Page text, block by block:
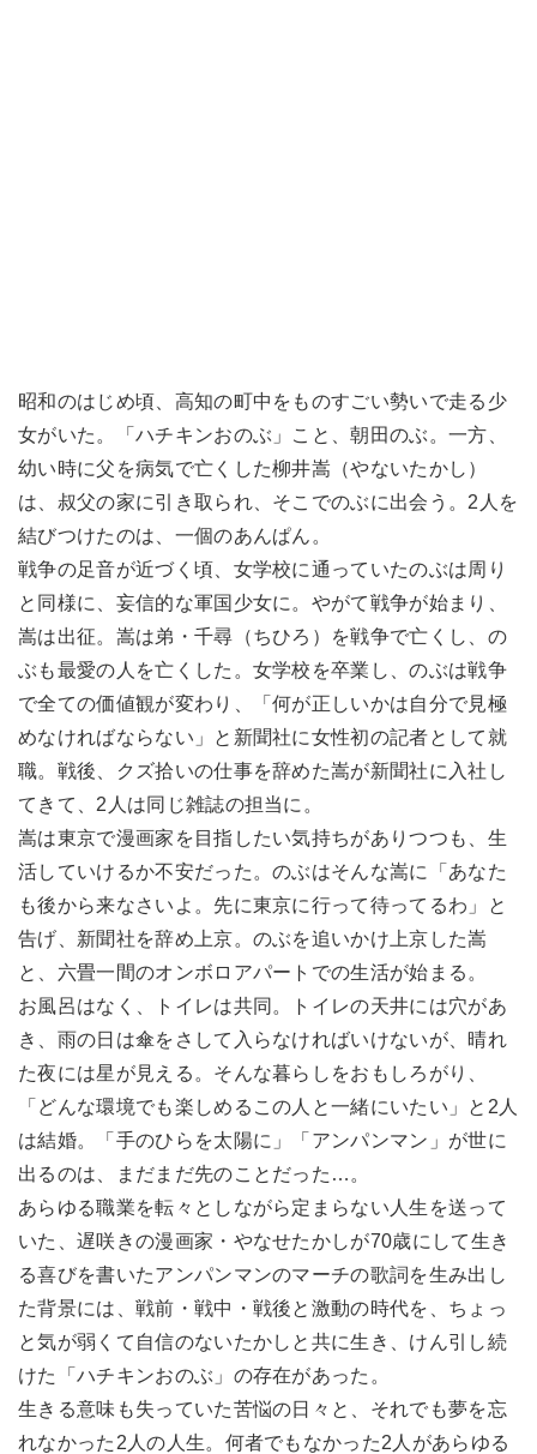
昭和のはじめ頃、高知の町中をものすごい勢いで走る少
女がいた。「ハチキンおのぶ」こと、朝田のぶ。一方、
幼い時に父を病気で亡くした柳井嵩（やないたかし）
は、叔父の家に引き取られ、そこでのぶに出会う。2人を
結びつけたのは、一個のあんぱん。
戦争の足音が近づく頃、女学校に通っていたのぶは周り
と同様に、妄信的な軍国少女に。やがて戦争が始まり、
嵩は出征。嵩は弟・千尋（ちひろ）を戦争で亡くし、の
ぶも最愛の人を亡くした。女学校を卒業し、のぶは戦争
で全ての価値観が変わり、「何が正しいかは自分で見極
めなければならない」と新聞社に女性初の記者として就
職。戦後、クズ拾いの仕事を辞めた嵩が新聞社に入社し
てきて、2人は同じ雑誌の担当に。
嵩は東京で漫画家を目指したい気持ちがありつつも、生
活していけるか不安だった。のぶはそんな嵩に「あなた
も後から来なさいよ。先に東京に行って待ってるわ」と
告げ、新聞社を辞め上京。のぶを追いかけ上京した嵩
と、六畳一間のオンボロアパートでの生活が始まる。
お風呂はなく、トイレは共同。トイレの天井には穴があ
き、雨の日は傘をさして入らなければいけないが、晴れ
た夜には星が見える。そんな暮らしをおもしろがり、
「どんな環境でも楽しめるこの人と一緒にいたい」と2人
は結婚。「手のひらを太陽に」「アンパンマン」が世に
出るのは、まだまだ先のことだった…。
あらゆる職業を転々としながら定まらない人生を送って
いた、遅咲きの漫画家・やなせたかしが70歳にして生き
る喜びを書いたアンパンマンのマーチの歌詞を生み出し
た背景には、戦前・戦中・戦後と激動の時代を、ちょっ
と気が弱くて自信のないたかしと共に生き、けん引し続
けた「ハチキンおのぶ」の存在があった。
生きる意味も失っていた苦悩の日々と、それでも夢を忘
れなかった2人の人生。何者でもなかった2人があらゆる